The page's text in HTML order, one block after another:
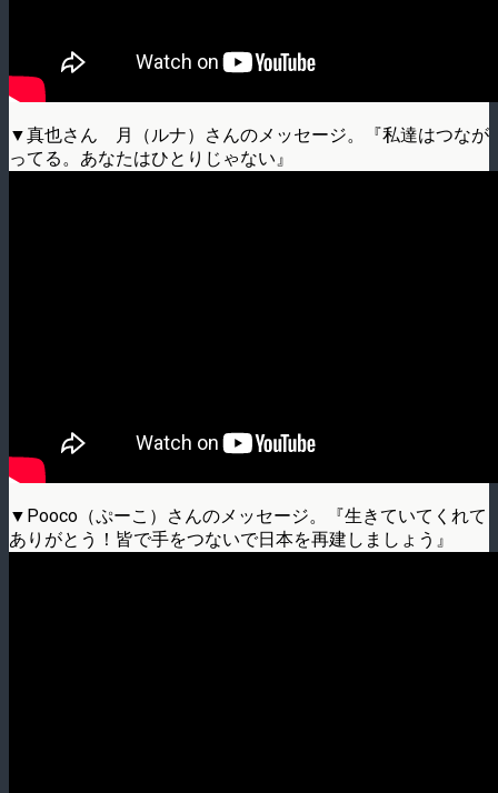
▼真也さん 月（ルナ）さんのメッセージ。『私達はつなが
ってる。あなたはひとりじゃない』
▼Pooco（ぷーこ）さんのメッセージ。『生きていてくれて
ありがとう！皆で手をつないで日本を再建しましょう』